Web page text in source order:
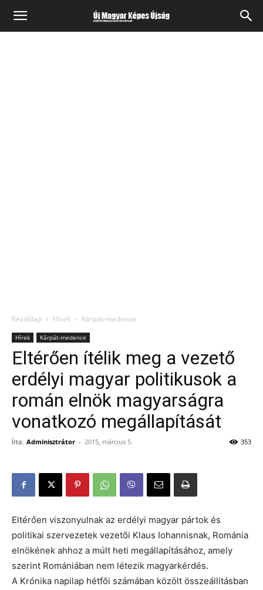
Kezdőlap Hírek Kárpát-medence
Hírek Kárpát-medence
Eltérően ítélik meg a vezető
erdélyi magyar politikusok a
román elnök magyarságra
vonatkozó megállapítását
Írta: Adminisztrátor - 2015, március 5. 353
Eltérően viszonyulnak az erdélyi magyar pártok és
politikai szervezetek vezetői Klaus Iohannisnak, Románia
elnökének ahhoz a múlt heti megállapításához, amely
szerint Romániában nem létezik magyarkérdés.
A Krónika napilap hétfői számában közölt összeállításban